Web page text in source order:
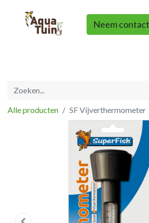
Neem
Alle producten SF Vijverthermometer